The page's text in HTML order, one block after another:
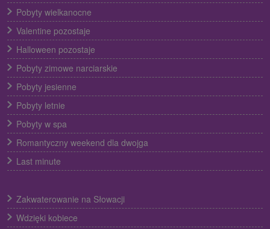
Pobyty wielkanocne
Valentine pozostaje
Halloween pozostaje
Pobyty zimowe narciarskie
Pobyty jesienne
Pobyty letnie
Pobyty w spa
Romantyczny weekend dla dwojga
Last minute
Zakwaterowanie na Słowacji
Wdzięki kobiece